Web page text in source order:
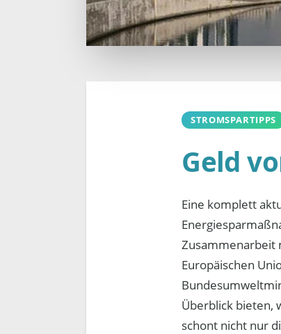
STROMSPARTIPPS
Geld
Eine komplett
Zusammenarbeit
Europäischen
Überblick bieten,
schont nicht nur